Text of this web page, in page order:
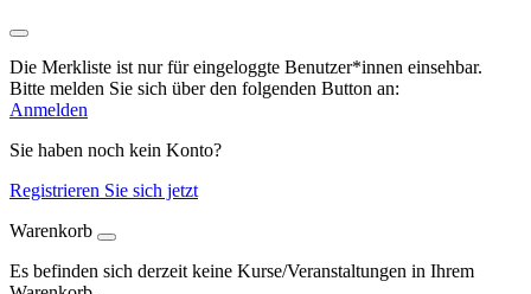
Die Merkliste ist nur für eingeloggte Benutzer*innen einsehbar.
Bitte melden Sie sich über den folgenden Button an:
Anmelden
Sie haben noch kein Konto?
Registrieren Sie sich jetzt
Warenkorb
Es befinden sich derzeit keine Kurse/Veranstaltungen in Ihrem